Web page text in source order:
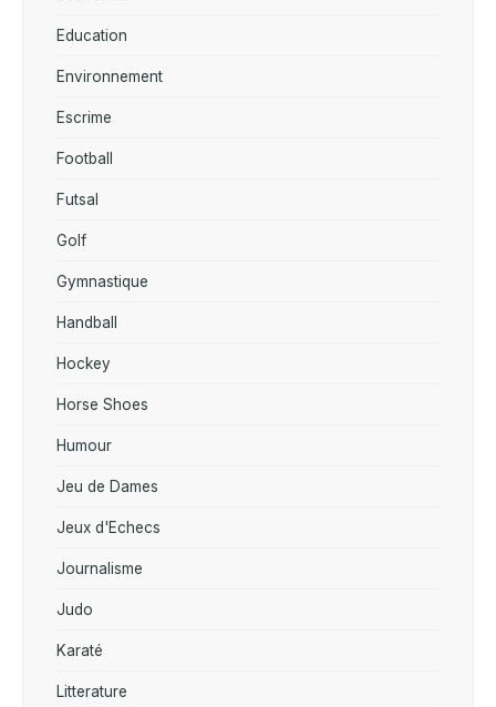
Education
Environnement
Escrime
Football
Futsal
Golf
Gymnastique
Handball
Hockey
Horse Shoes
Humour
Jeu de Dames
Jeux d'Echecs
Journalisme
Judo
Karaté
Litterature